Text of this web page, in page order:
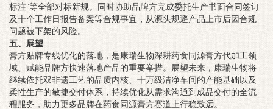
标注”等全部对标新规。同时协助品牌方完成委托生产书面合同签订
及十个工作日报告备案等合规事宜，从源头规避产品上市后因合规
问题被下架的风险。
五、展望
膏方贴牌专线优化的落地，是康瑞生物深耕药食同源膏方代加工领
域、赋能品牌方快速落地产品的重要举措。展望未来，康瑞生物将
继续依托双非遗工艺的品质内核、十万级洁净车间的产能基础以及
柔性生产的敏捷交付体系，持续优化从需求沟通到成品交付的全流
程服务，助力更多品牌在药食同源膏方赛道上行稳致远。